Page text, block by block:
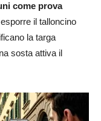
come prova
il talloncino
la targa
sosta attiva il